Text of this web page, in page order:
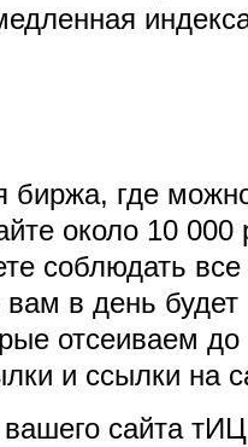
биржа, где
около 10 000
соблюдать все
в день будет
отсеиваем
и ссылки на
сайта